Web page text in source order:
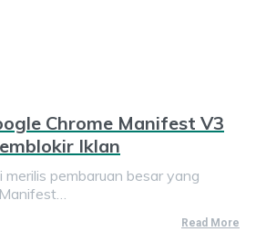
Chrome Manifest V3
Iklan
merilis pembaruan besar yang
Read More